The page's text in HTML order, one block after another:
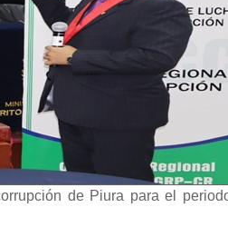
de Piura para el